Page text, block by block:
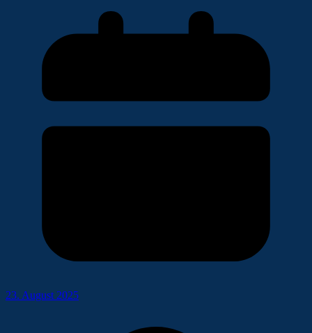
23. August 2025